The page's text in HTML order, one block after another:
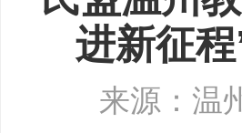
进新征
来源：温